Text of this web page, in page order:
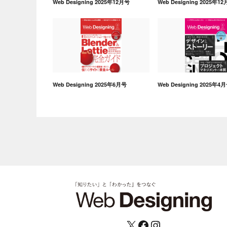
Web Designing 2025年12月号 Web Designing 2025年12
Web Designing 2025年6月号 Web Designing 2025年4月